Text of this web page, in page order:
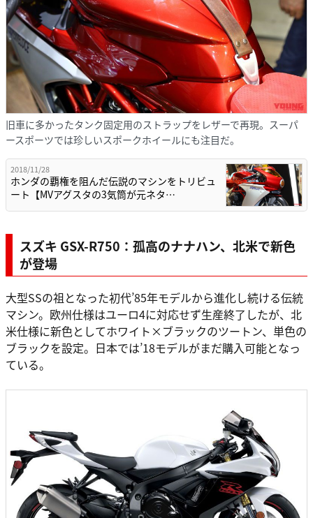
旧車に多かったタンク固定用のストラップをレザーで再現。スーパ
ースポーツでは珍しいスポークホイールにも注目だ。
2018/11/28
ホンダの覇権を阻んだ伝説のマシンをトリビュ
ート【MVアグスタの3気筒が元ネタ…
スズキ GSX-R750：孤高のナナハン、北米で新色
が登場
大型SSの祖となった初代’85年モデルから進化し続ける伝統
マシン。欧州仕様はユーロ4に対応せず生産終了したが、北
米仕様に新色としてホワイト×ブラックのツートン、単色の
ブラックを設定。日本では’18モデルがまだ購入可能となっ
ている。